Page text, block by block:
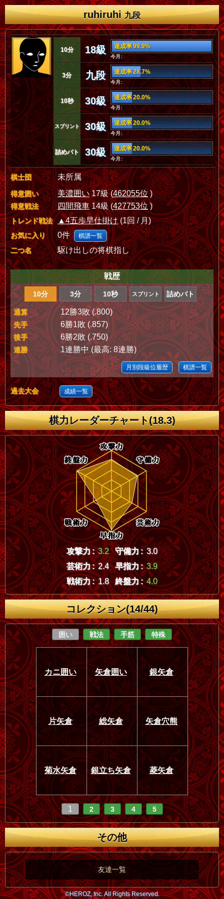
ruhiruhi九段
10分 18級 達成率 99.9%
今月:
3分 九段 達成率 28.7%
今月:
10秒 30級 達成率 20.0%
今月:
スプリント 30級 達成率 20.0%
今月:
詰めバト 30級 達成率 20.0%
今月:
棋士団 未所属
得意囲い 美濃囲い17級 (462055位)
得意戦法 四間飛車14級 (427753位)
トレンド戦法 ▲4五歩早仕掛け(1回 / 月)
お気に入り 0件 棋譜一覧
二つ名 駆け出しの将棋指し
戦歴
10分 3分 10秒 スプリント 詰めバト
通算 12勝3敗 (.800)
先手 6勝1敗 (.857)
後手 6勝2敗 (.750)
連勝 1連勝中 (最高: 8連勝)
月別段級位履歴 棋譜一覧
過去大会 成績一覧
棋力レーダーチャート(18.3)
攻撃力 : 3.2 守備力 : 3.0
芸術力 : 2.4 早指力 : 3.9
戦術力 : 1.8 終盤力 : 4.0
コレクション(14/44)
囲い 戦法 手筋 特殊
カニ囲い 矢倉囲い 銀矢倉
片矢倉 総矢倉 矢倉穴熊
菊水矢倉 銀立ち矢倉 菱矢倉
1 2 3 4 5
その他
友達一覧
©HEROZ, Inc. All Rights Reserved.